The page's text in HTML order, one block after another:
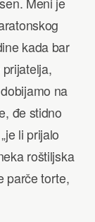
kada bar
na
đe stidno
li prijalo
roštiljska
parče torte,